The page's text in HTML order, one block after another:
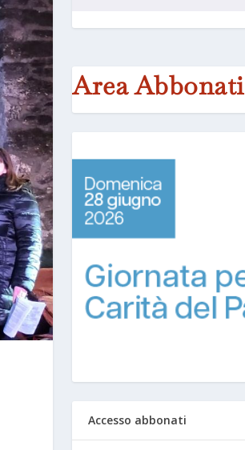
Area Abbonati
Accesso abbonati